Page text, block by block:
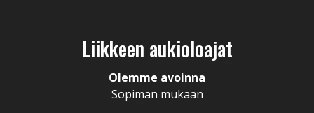
Liikkeen aukioloajat
Olemme avoinna
Sopiman mukaan